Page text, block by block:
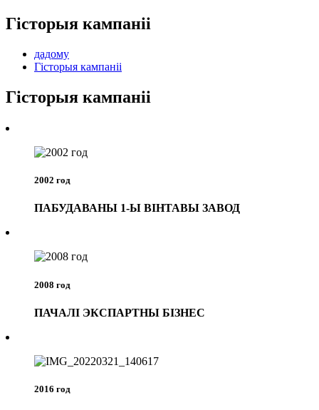
Гісторыя кампаніі
дадому
Гісторыя кампаніі
Гісторыя кампаніі
2002 год
ПАБУДАВАНЫ 1-Ы ВІНТАВЫ ЗАВОД
2008 год
ПАЧАЛІ ЭКСПАРТНЫ БІЗНЕС
2016 год